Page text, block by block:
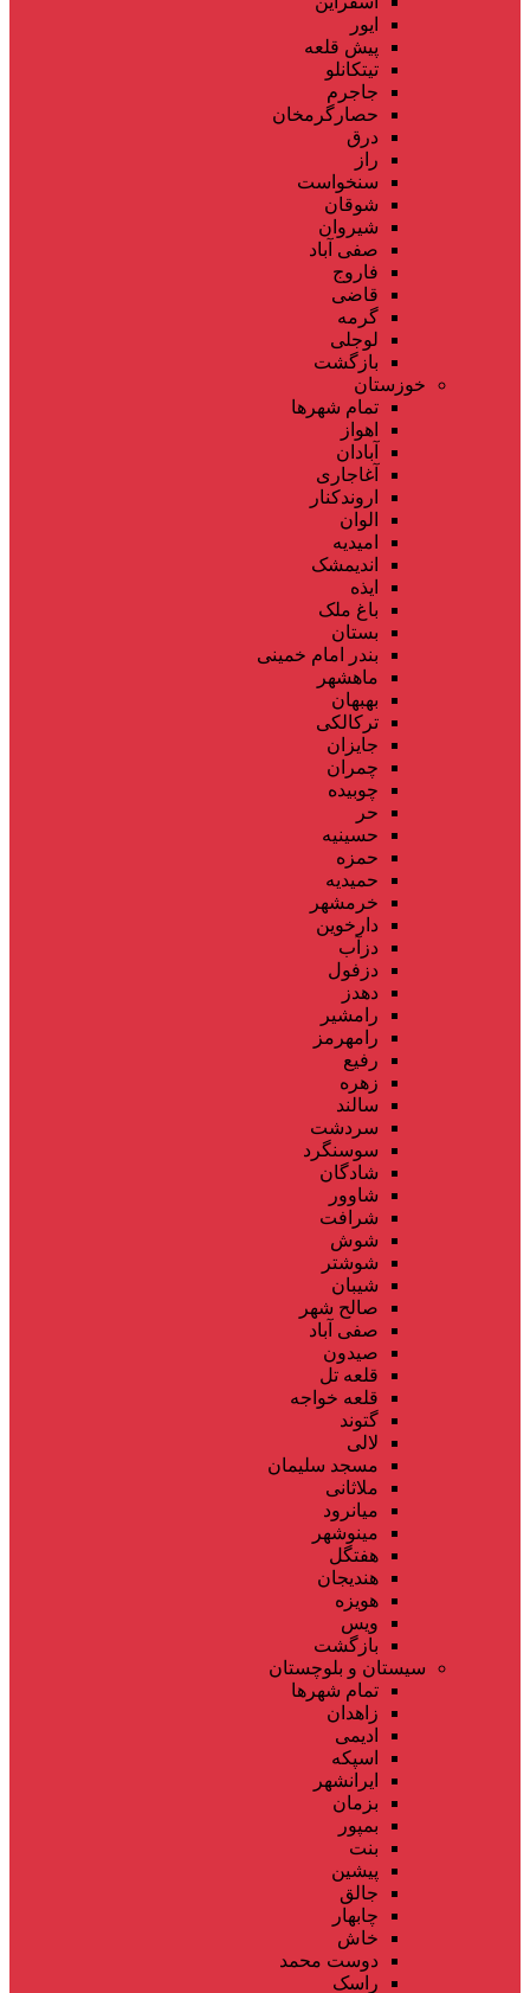
ایور
پیش قلعه
تیتکانلو
جاجرم
حصارگرمخان
درق
راز
سنخواست
شوقان
شیروان
صفی آباد
فاروج
قاضی
گرمه
لوجلی
بازگشت
خوزستان
تمام شهر‌ها
اهواز
آبادان
آغاجاری
اروندکنار
الوان
امیدیه
اندیمشک
ایذه
باغ ملک
بستان
بندر امام خمینی
ماهشهر
بهبهان
ترکالکی
جایزان
چمران
چوبیده
حر
حسینیه
حمزه
حمیدیه
خرمشهر
دارخوین
دزآب
دزفول
دهدز
رامشیر
رامهرمز
رفیع
زهره
سالند
سردشت
سوسنگرد
شادگان
شاوور
شرافت
شوش
شوشتر
شیبان
صالح شهر
صفی آباد
صیدون
قلعه تل
قلعه خواجه
گتوند
لالی
مسجد سلیمان
ملاثانی
میانرود
مینوشهر
هفتگل
هندیجان
هویزه
ویس
بازگشت
سیستان و بلوچستان
تمام شهر‌ها
زاهدان
ادیمی
اسپکه
ایرانشهر
بزمان
بمپور
بنت
پیشین
جالق
چابهار
خاش
دوست محمد
راسک